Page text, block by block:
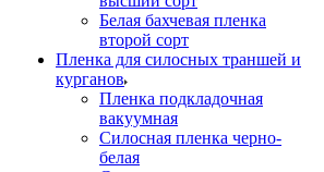
Белая бахчевая пленка
второй сорт
Пленка для силосных траншей и
курганов
Пленка подкладочная
вакуумная
Силосная пленка черно-
белая